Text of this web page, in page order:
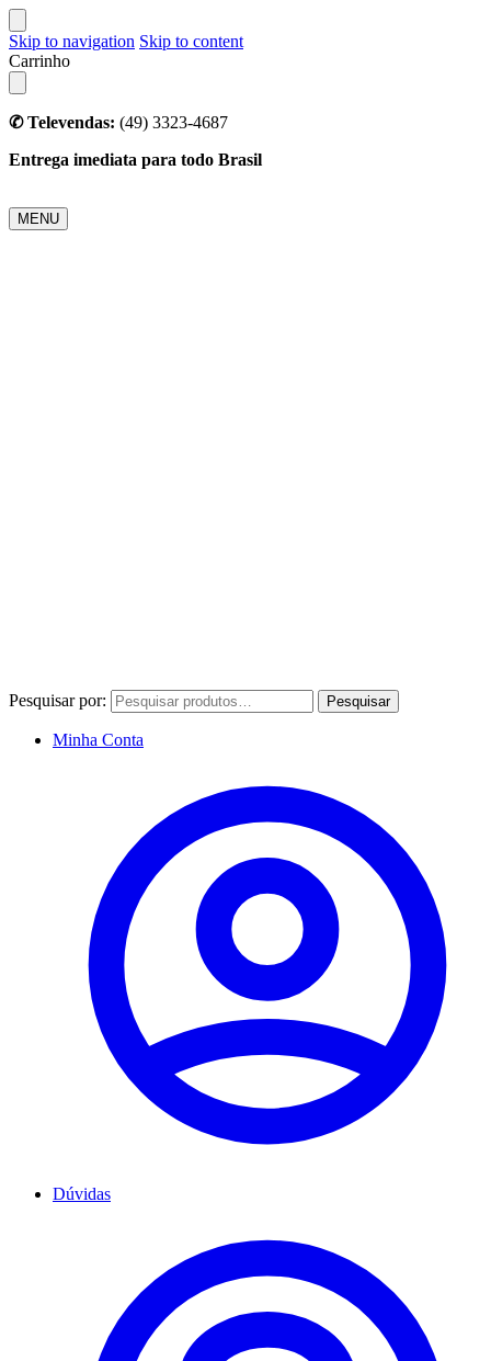
Skip to navigation Skip to content
Carrinho
✆ Televendas: (49) 3323-4687
Entrega imediata para todo Brasil
MENU
Pesquisar por: Pesquisar
Minha Conta
Dúvidas